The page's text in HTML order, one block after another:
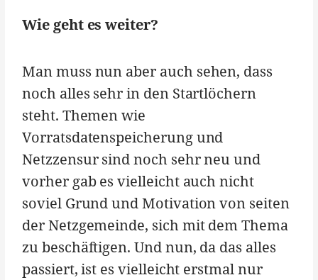
Wie geht es weiter?
Man muss nun aber auch sehen, dass
noch alles sehr in den Startlöchern
steht. Themen wie
Vorratsdatenspeicherung und
Netzzensur sind noch sehr neu und
vorher gab es vielleicht auch nicht
soviel Grund und Motivation von seiten
der Netzgemeinde, sich mit dem Thema
zu beschäftigen. Und nun, da das alles
passiert, ist es vielleicht erstmal nur